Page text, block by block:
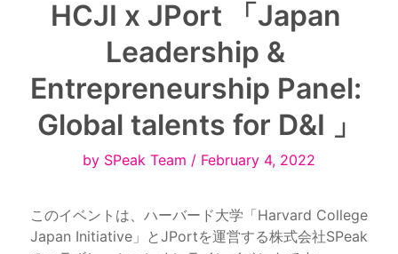
HCJI x JPort 「Japan
Leadership &
Entrepreneurship Panel:
Global talents for D&I 」
by SPeak Team / February 4, 2022
このイベントは、ハーバード大学「Harvard College
Japan Initiative」とJPortを運営する株式会社SPeak